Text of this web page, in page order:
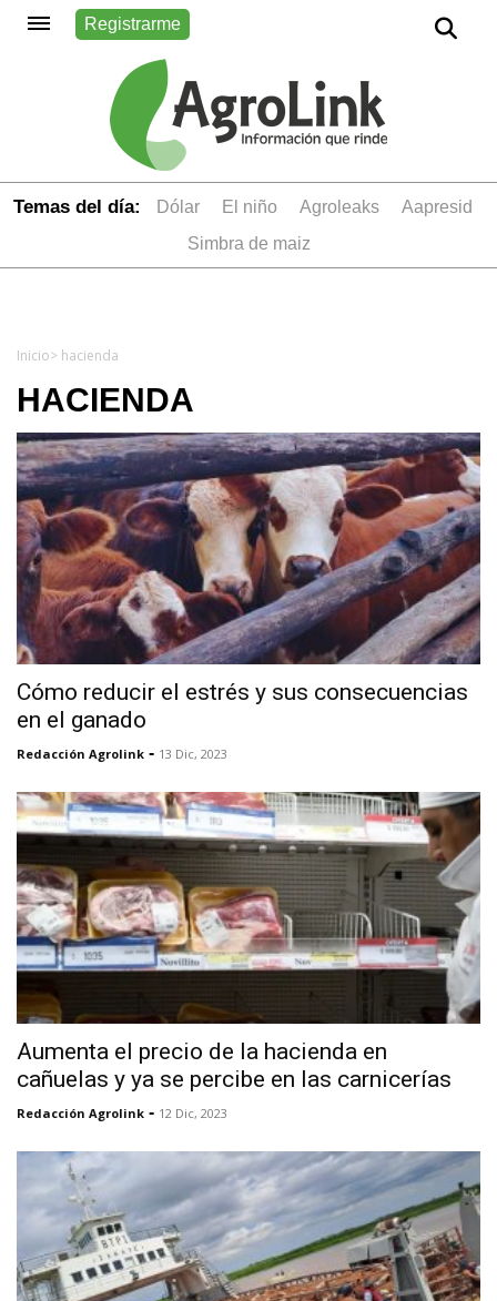
Registrarme
Temas del día: dólar el niño Agroleaks
aapresid
simbra de maiz
Inicio> hacienda
HACIENDA
Cómo reducir el estrés y sus consecuencias
en el ganado
Redacción Agrolink - 13 Dic, 2023
Aumenta el precio de la hacienda en
cañuelas y ya se percibe en las carnicerías
Redacción Agrolink - 12 Dic, 2023